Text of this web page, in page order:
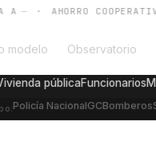
· AHORRO COOPERATIVA
modelo Observatorio
públicaFuncionarios
Policía NacionalGCBomberos